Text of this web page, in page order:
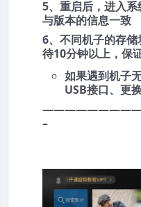
5、重启后，进入
与版本的信息一致
6、不同机子的存
待10分钟以上，保
如果遇到机子
USB接口、更
–